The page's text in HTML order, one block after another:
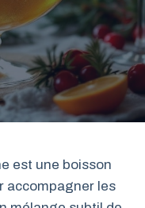
est une boisson
accompagner les